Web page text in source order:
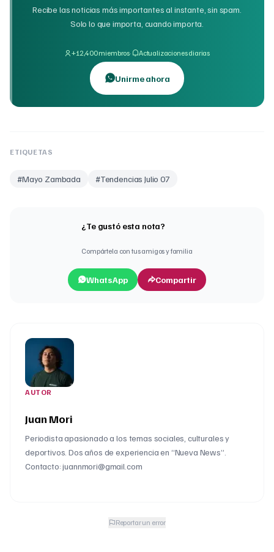
Recibe las noticias más importantes al instante, sin spam.
Solo lo que importa, cuando importa.
+12,400 miembros· Actualizaciones diarias
Unirme ahora
ETIQUETAS
#Mayo Zambada #Tendencias Julio 07
¿Te gustó esta nota?
Compártela con tus amigos y familia
WhatsApp Compartir
AUTOR
Juan Mori
Periodista apasionado a los temas sociales, culturales y
deportivos. Dos años de experiencia en “Nueva News”.
Contacto: juannmori@gmail.com
Reportar un error